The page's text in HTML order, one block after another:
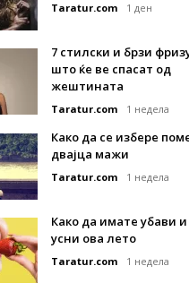
Taratur.com 1 ден
7 стилски и брзи
што ќе ве спасат од
жештината
Taratur.com 1 недела
Како да се избере
двајца мажи
Taratur.com 1 недела
Како да имате убави
усни ова лето
Taratur.com 1 недела